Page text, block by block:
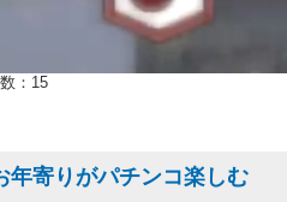
：15
年寄りがパチンコ楽し